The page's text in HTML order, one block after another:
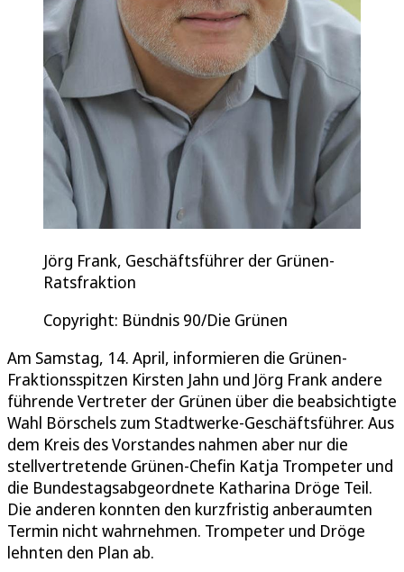
Jörg Frank, Geschäftsführer der Grünen-
Ratsfraktion
Copyright: Bündnis 90/Die Grünen
Am Samstag, 14. April, informieren die Grünen-
Fraktionsspitzen Kirsten Jahn und Jörg Frank andere
führende Vertreter der Grünen über die beabsichtigte
Wahl Börschels zum Stadtwerke-Geschäftsführer. Aus
dem Kreis des Vorstandes nahmen aber nur die
stellvertretende Grünen-Chefin Katja Trompeter und
die Bundestagsabgeordnete Katharina Dröge Teil.
Die anderen konnten den kurzfristig anberaumten
Termin nicht wahrnehmen. Trompeter und Dröge
lehnten den Plan ab.